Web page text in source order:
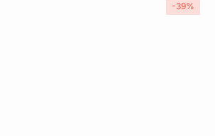
-39%